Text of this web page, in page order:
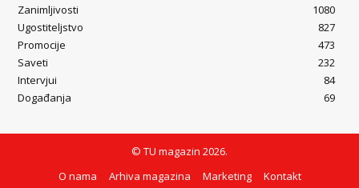
Zanimljivosti
1080
Ugostiteljstvo
827
Promocije
473
Saveti
232
Intervjui
84
Događanja
69
© TU magazin 2026.
O nama
Arhiva magazina Marketing Kontakt